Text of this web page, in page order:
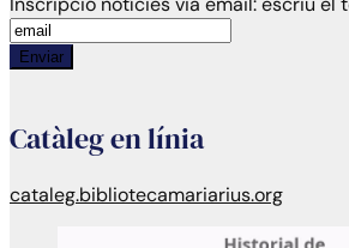
Enviar
Catàleg en línia
cataleg.bibliotecamariarius.org